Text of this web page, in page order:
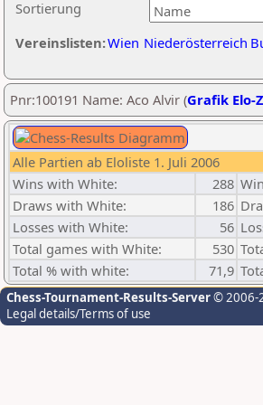
Sortierung
Vereinslisten:Wien Niederösterreich
Pnr:100191 Name: Aco Alvir (Grafik Elo-
Alle Partien ab Eloliste 1. Juli 2006
Wins with White:
288
Draws with White:
186
Losses with White:
56
Total games with White:
530
Total % with white:
71,9
Chess-Tournament-Results-Server© 2006-
Legal details/Terms of use